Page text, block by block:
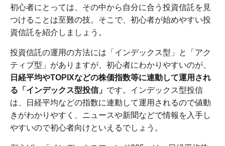
初心者にとっては、その中から自分に合う投資信託を見
つけることは至難の技。そこで、初心者が始めやすい投
資信託を紹介しましょう。
投資信託の運用の方法には「インデックス型」と「アク
ティブ型」がありますが、初心者にわかりやすいのが、
日経平均やTOPIXなどの株価指数等に連動して運用され
る「インデックス型投信」 です。インデックス型投信
は、日経平均などの指数に連動して運用されるので値動
きがわかりやすく、ニュースや新聞などで情報を入手し
やすいので初心者向けといえるでしょう。